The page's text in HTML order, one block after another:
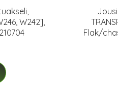
W242],
Flak/